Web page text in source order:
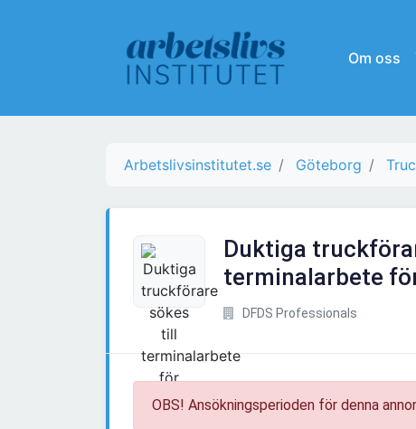
Om oss
Arbetslivsinstitutet.se Göteborg
Duktiga
terminalarbete
DFDS Professionals
OBS! Ansökningsperioden för denna